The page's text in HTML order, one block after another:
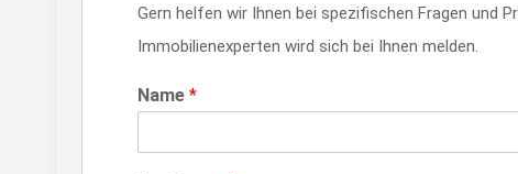
Gern helfen wir Ihnen bei spezifischen Fragen und
Immobilienexperten wird sich bei Ihnen melden.
Name*